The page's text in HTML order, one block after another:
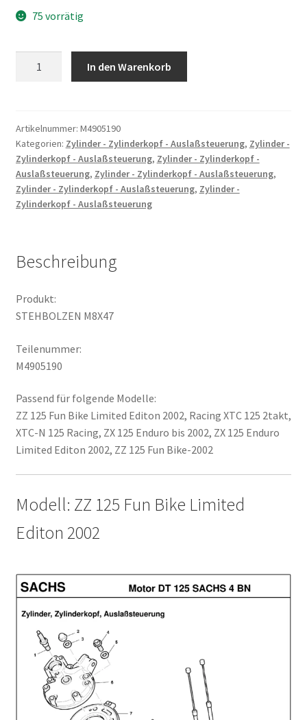
75 vorrätig
In den Warenkorb
Artikelnummer: M4905190
Kategorien: Zylinder - Zylinderkopf - Auslaßsteuerung, Zylinder -
Zylinderkopf - Auslaßsteuerung, Zylinder - Zylinderkopf -
Auslaßsteuerung, Zylinder - Zylinderkopf - Auslaßsteuerung,
Zylinder - Zylinderkopf - Auslaßsteuerung, Zylinder -
Zylinderkopf - Auslaßsteuerung
Beschreibung
Produkt:
STEHBOLZEN M8X47
Teilenummer:
M4905190
Passend für folgende Modelle:
ZZ 125 Fun Bike Limited Editon 2002, Racing XTC 125 2takt,
XTC-N 125 Racing, ZX 125 Enduro bis 2002, ZX 125 Enduro
Limited Editon 2002, ZZ 125 Fun Bike-2002
Modell: ZZ 125 Fun Bike Limited
Editon 2002